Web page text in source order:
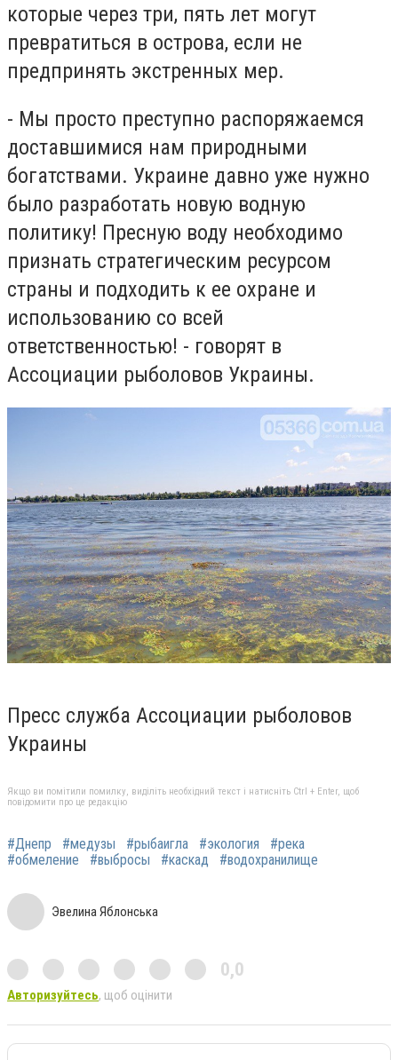
которые через три, пять лет могут
превратиться в острова, если не
предпринять экстренных мер.
- Мы просто преступно распоряжаемся
доставшимися нам природными
богатствами. Украине давно уже нужно
было разработать новую водную
политику! Пресную воду необходимо
признать стратегическим ресурсом
страны и подходить к ее охране и
использованию со всей
ответственностью! - говорят в
Ассоциации рыболовов Украины.
Пресс служба Ассоциации рыболовов
Украины
Якщо ви помітили помилку, виділіть необхідний текст і натисніть Ctrl + Enter, щоб
повідомити про це редакцію
#Днепр #медузы #рыбаигла #экология
#река
#обмеление
#выбросы #каскад #водохранилище
Эвелина Яблонська
0,0
Авторизуйтесь, щоб оцінити